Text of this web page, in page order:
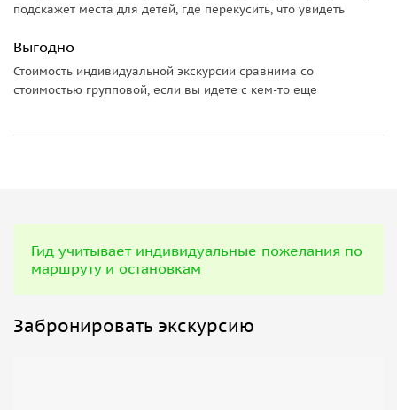
подскажет места для детей, где перекусить, что увидеть
Выгодно
Стоимость индивидуальной экскурсии сравнима со
стоимостью групповой, если вы идете с кем-то еще
Гид учитывает индивидуальные пожелания по
маршруту и остановкам
Забронировать экскурсию